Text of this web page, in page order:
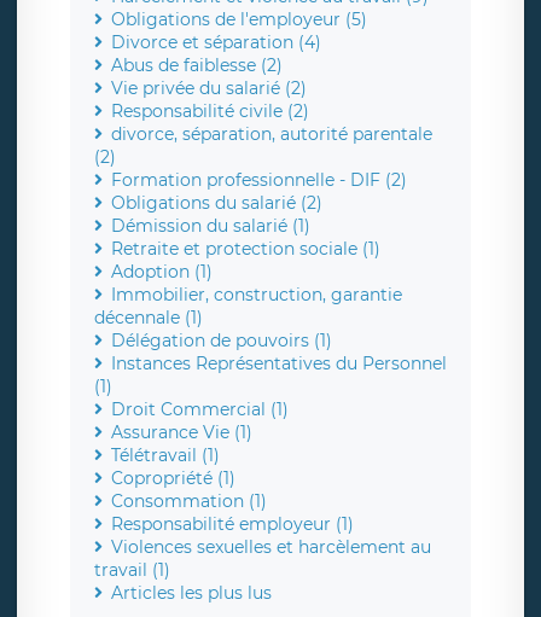
Obligations de l'employeur (5)
Divorce et séparation (4)
Abus de faiblesse (2)
Vie privée du salarié (2)
Responsabilité civile (2)
divorce, séparation, autorité parentale
(2)
Formation professionnelle - DIF (2)
Obligations du salarié (2)
Démission du salarié (1)
Retraite et protection sociale (1)
Adoption (1)
Immobilier, construction, garantie
décennale (1)
Délégation de pouvoirs (1)
Instances Représentatives du Personnel
(1)
Droit Commercial (1)
Assurance Vie (1)
Télétravail (1)
Copropriété (1)
Consommation (1)
Responsabilité employeur (1)
Violences sexuelles et harcèlement au
travail (1)
Articles les plus lus